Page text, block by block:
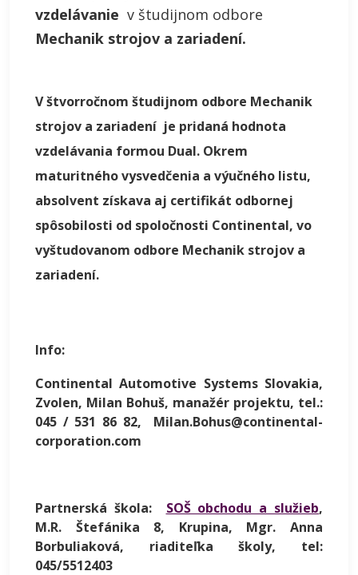
vzdelávanie v študijnom odbore
Mechanik strojov a zariadení.
V štvorročnom študijnom odbore Mechanik
strojov a zariadení je pridaná hodnota
vzdelávania formou Dual. Okrem
maturitného vysvedčenia a výučného listu,
absolvent získava aj certifikát odbornej
spôsobilosti od spoločnosti Continental, vo
vyštudovanom odbore Mechanik strojov a
zariadení.
Info:
Continental Automotive Systems Slovakia,
Zvolen, Milan Bohuš, manažér projektu, tel.:
045 / 531 86 82, Milan.Bohus@continental-
corporation.com
Partnerská škola: SOŠ obchodu a služieb,
M.R. Štefánika 8, Krupina, Mgr. Anna
Borbuliaková, riaditeľka školy, tel:
045/5512403